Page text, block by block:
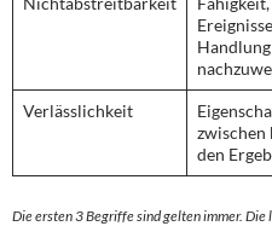
Verlässlichkeit
zwischen
den
Die ersten 3 Begriffe sind gelten immer.